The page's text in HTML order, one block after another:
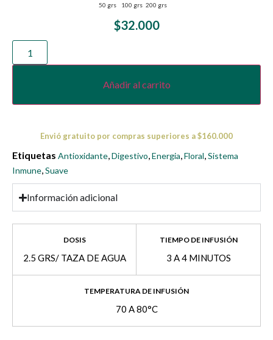
50 grs 100 grs 200 grs
$32.000
Añadir al carrito
Envió gratuito por compras superiores a $160.000
Etiquetas Antioxidante,Digestivo,Energia,Floral,Sistema
Inmune,Suave
Información adicional
DOSIS
2.5 GRS/ TAZA DE AGUA
TIEMPO DE INFUSIÓN
3 A 4 MINUTOS
TEMPERATURA DE INFUSIÓN
70 A 80°C